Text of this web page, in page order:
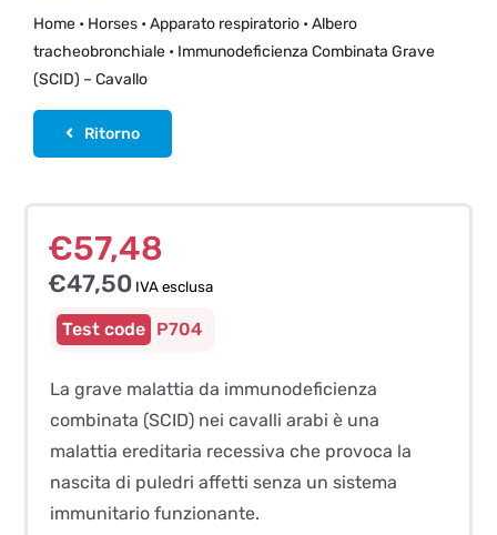
Home• Horses• Apparato respiratorio• Albero
tracheobronchiale• Immunodeficienza Combinata Grave
(SCID) – Cavallo
Ritorno
€57,48
€47,50IVA esclusa
P704
La grave malattia da immunodeficienza
combinata (SCID) nei cavalli arabi è una
malattia ereditaria recessiva che provoca la
nascita di puledri affetti senza un sistema
immunitario funzionante.